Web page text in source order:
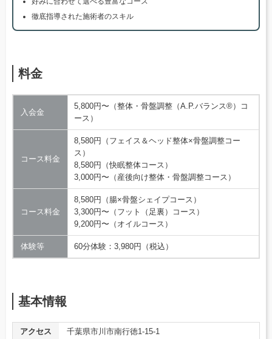
徹底指導された施術者のスキル
料金
入会金
5,800円〜（整体・骨盤調整（A.P.バランス®）コ
ース）
コース料金
8,580円（フェイス＆ヘッド整体×骨盤調整コー
ス）
8,580円（快眠整体コース）
3,000円〜（産後向け整体・骨盤調整コース）
コース料金
8,580円（腸×骨盤シェイプコース）
3,300円〜（フット（足裏）コース）
9,200円〜（オイルコース）
体験等 60分体験：3,980円（税込）
基本情報
アクセス
千葉県市川市南行徳1-15-1